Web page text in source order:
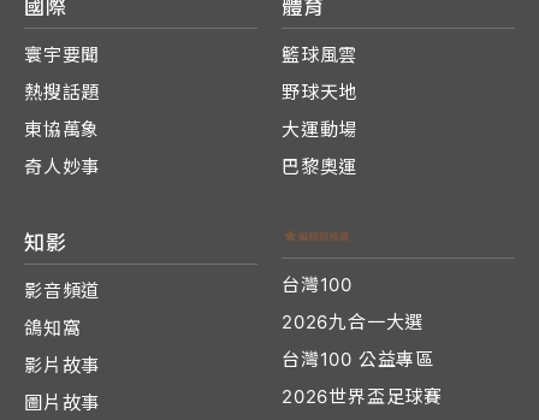
國際
寰宇要聞
熱搜話題
東協萬象
奇人妙事
體育
籃球風雲
野球天地
大運動場
巴黎奧運
知影
影音頻道
鴿知窩
影片故事
圖片故事
台灣100
2026九合一大選
台灣100 公益專區
2026世界盃足球賽